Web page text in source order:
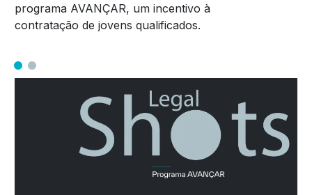
programa AVANÇAR, um incentivo à
contratação de jovens qualificados.